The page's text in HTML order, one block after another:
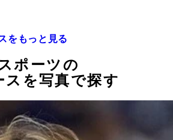
をもっと見る
ポーツの
スを写真で探す